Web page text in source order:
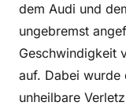
dem Audi und
ungebremst
Geschwindigkeit
auf. Dabei wurde
unheilbare